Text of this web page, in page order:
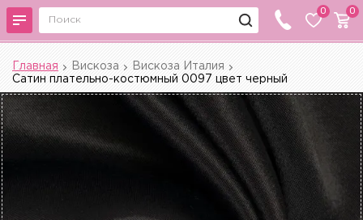
0 0
Главная Вискоза
Вискоза Италия
Сатин плательно-костюмный 0097 цвет черный